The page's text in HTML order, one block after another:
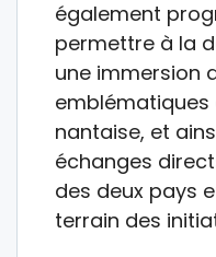
également
permettre à la
une immersion
emblématiques
nantaise, et
échanges
des deux pays
terrain des